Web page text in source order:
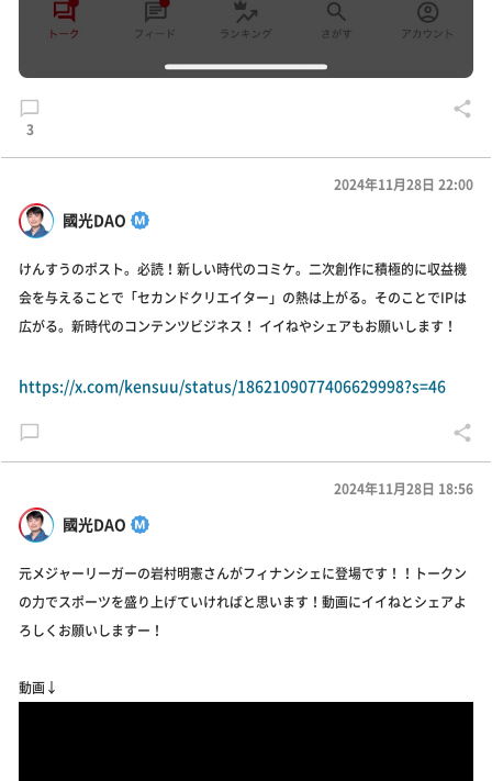
3
國光DAO
2024年11月28日 22:00
けんすうのポスト。必読！新しい時代のコミケ。二次創作に積極的に収益機
会を与えることで「セカンドクリエイター」の熱は上がる。そのことでIPは
広がる。新時代のコンテンツビジネス！ イイねやシェアもお願いします！
https://x.com/kensuu/status/1862109077406629998?s=46
國光DAO
2024年11月28日 18:56
元メジャーリーガーの岩村明憲さんがフィナンシェに登場です！！トークン
の力でスポーツを盛り上げていければと思います！動画にイイねとシェアよ
ろしくお願いしますー！
動画↓